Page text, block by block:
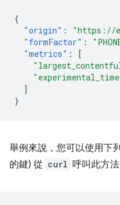
{
"origin" : "https://
"formFactor" :
"metrics" :
[
]
}
舉例來說，您可以使用下
的鍵) 從 curl 呼叫此方法